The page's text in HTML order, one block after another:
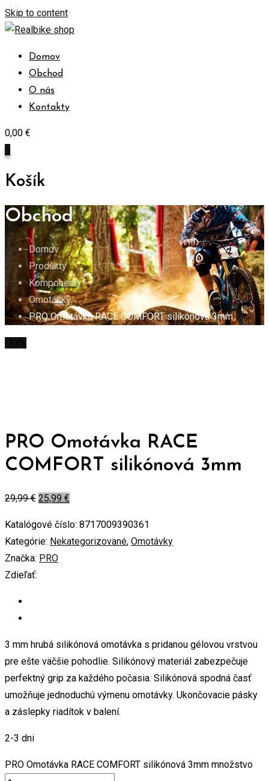
Skip to content
Domov
Obchod
O nás
Kontakty
0,00 €
Košík
Obchod
Domov
Produkty
Komponenty
Omotávky
PRO Omotávka RACE COMFORT silikónová 3mm
PRO Omotávka RACE
COMFORT silikónová 3mm
29,99€ 25,99 €
Katalógové číslo: 8717009390361
Kategórie: Nekategorizované, Omotávky
Značka: PRO
Zdieľať:
3 mm hrubá silikónová omotávka s pridanou gélovou vrstvou
pre ešte väčšie pohodlie. Silikónový materiál zabezpečuje
perfektný grip za každého počasia. Silikónová spodná časť
umožňuje jednoduchú výmenu omotávky. Ukončovacie pásky
a záslepky riadítok v balení.
2-3 dni
PRO Omotávka RACE COMFORT silikónová 3mm množstvo